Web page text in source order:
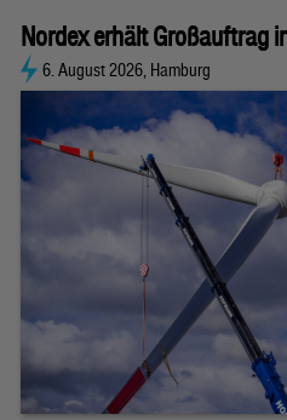
Nordex erhält Großauftrag
6. August 2026, Hamburg